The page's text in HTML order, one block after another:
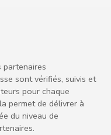
partenaires
sont vérifiés, suivis et
pour chaque
permet de délivrer à
du niveau de